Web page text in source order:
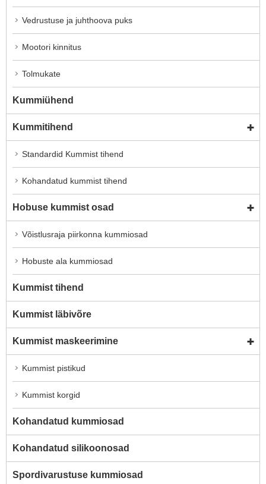
Vedrustuse ja juhthoova puks
Mootori kinnitus
Tolmukate
Kummiühend
Kummitihend
Standardid Kummist tihend
Kohandatud kummist tihend
Hobuse kummist osad
Võistlusraja piirkonna kummiosad
Hobuste ala kummiosad
Kummist tihend
Kummist läbivõre
Kummist maskeerimine
Kummist pistikud
Kummist korgid
Kohandatud kummiosad
Kohandatud silikoonosad
Spordivarustuse kummiosad